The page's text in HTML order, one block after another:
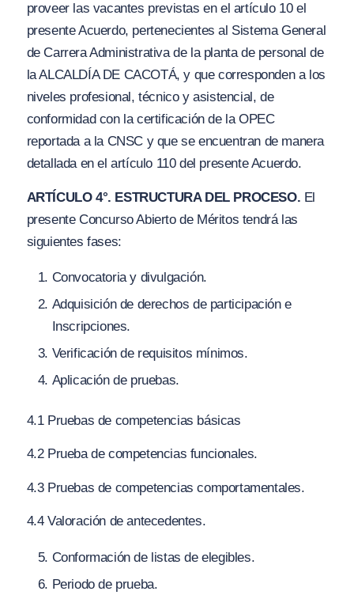
proveer las vacantes previstas en el artículo 10 el
presente Acuerdo, pertenecientes al Sistema General
de Carrera Administrativa de la planta de personal de
la ALCALDÍA DE CACOTÁ, y que corresponden a los
niveles profesional, técnico y asistencial, de
conformidad con la certificación de la OPEC
reportada a la CNSC y que se encuentran de manera
detallada en el artículo 110 del presente Acuerdo.
ARTÍCULO 4°. ESTRUCTURA DEL PROCESO. El
presente Concurso Abierto de Méritos tendrá las
siguientes fases:
Convocatoria y divulgación.
Adquisición de derechos de participación e
Inscripciones.
Verificación de requisitos mínimos.
Aplicación de pruebas.
4.1 Pruebas de competencias básicas
4.2 Prueba de competencias funcionales.
4.3 Pruebas de competencias comportamentales.
4.4 Valoración de antecedentes.
Conformación de listas de elegibles.
Periodo de prueba.